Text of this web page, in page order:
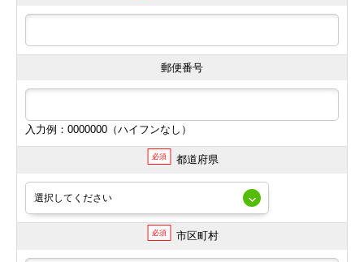
郵便番号
入力例：0000000（ハイフンなし）
必須 都道府県
必須 市区町村